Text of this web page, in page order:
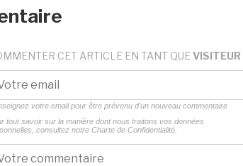
CET ARTICLE EN TANT QUE VISITEUR
votre email pour être prévenu d'un nouveau commentaire
tout savoir sur la manière dont nous traitons vos données
consultez notre Charte de Confidentialité.